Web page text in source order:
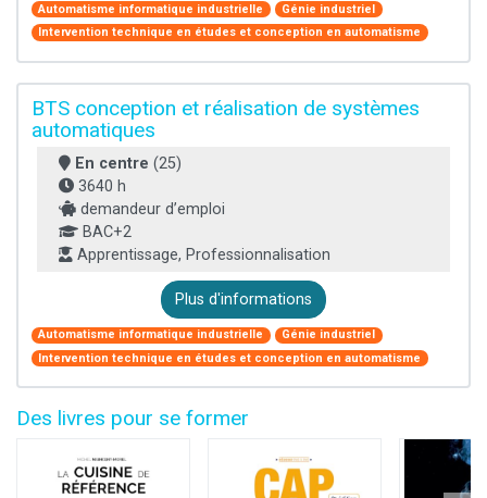
Automatisme informatique industrielle
Génie industriel
Intervention technique en études et conception en automatisme
BTS conception et réalisation de systèmes
automatiques
En centre (25)
3640 h
demandeur d’emploi
BAC+2
Apprentissage, Professionnalisation
Plus d'informations
Automatisme informatique industrielle
Génie industriel
Intervention technique en études et conception en automatisme
Des livres pour se former